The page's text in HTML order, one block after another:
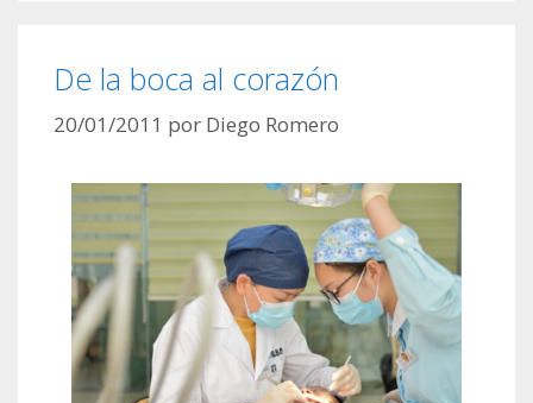
De la boca al corazón
20/01/2011 por Diego Romero